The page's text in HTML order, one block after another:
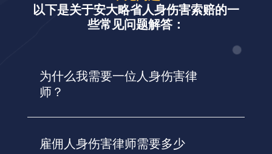
以下是关于安大略省人身伤害索赔的一
些常见问题解答：
为什么我需要一位人身伤害律
师？
雇佣人身伤害律师需要多少